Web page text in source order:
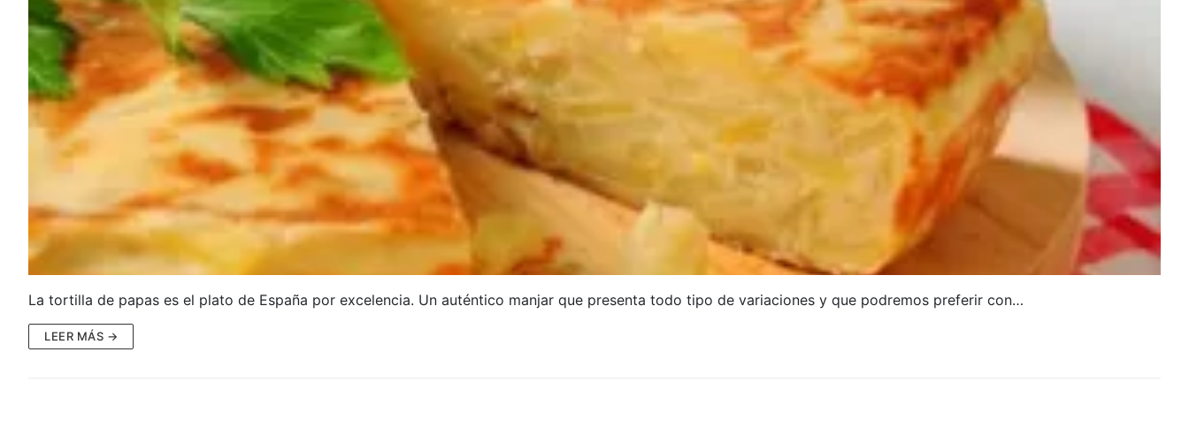
La tortilla de papas es el plato de España por excelencia. Un auténtico manjar que presenta todo tipo de variaciones y que podremos preferir con…
LEER MÁS →